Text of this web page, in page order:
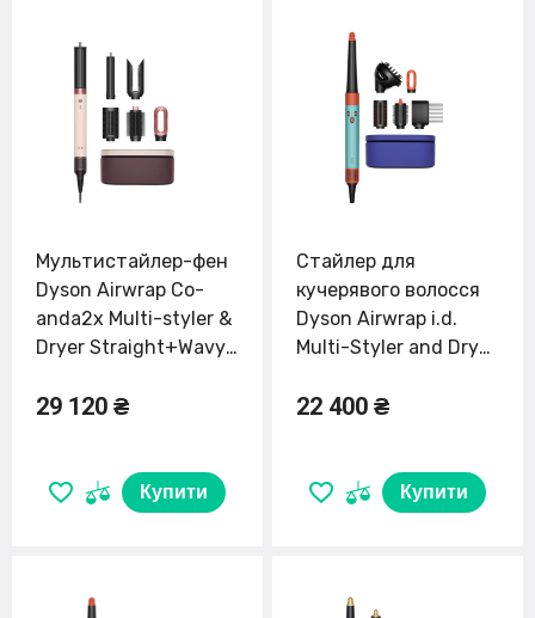
Мультистайлер-фен
Dyson Airwrap Co-
anda2x Multi-styler &
Dryer Straight+Wavy
Gold (598771-01) EU
29 120 ₴
Купити
Стайлер для
кучерявого волосся
Dyson Airwrap i.d.
Multi-Styler and Dryer
Ceramic Patina/Topaz
22 400 ₴
Купити